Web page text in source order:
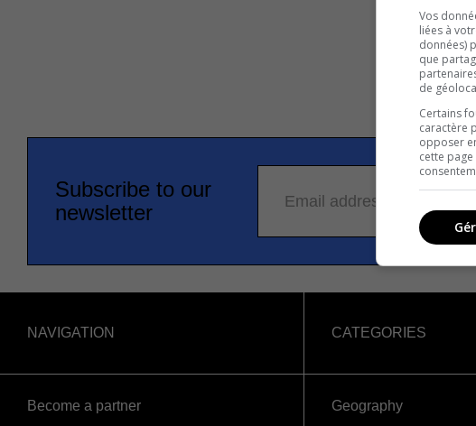
Subscribe to our
newsletter
Email address
NAVIGATION
Become a partner
CATEGORIES
Geography
Vos
liées à
données)
que
de
Certains
caractère
opposer
cette